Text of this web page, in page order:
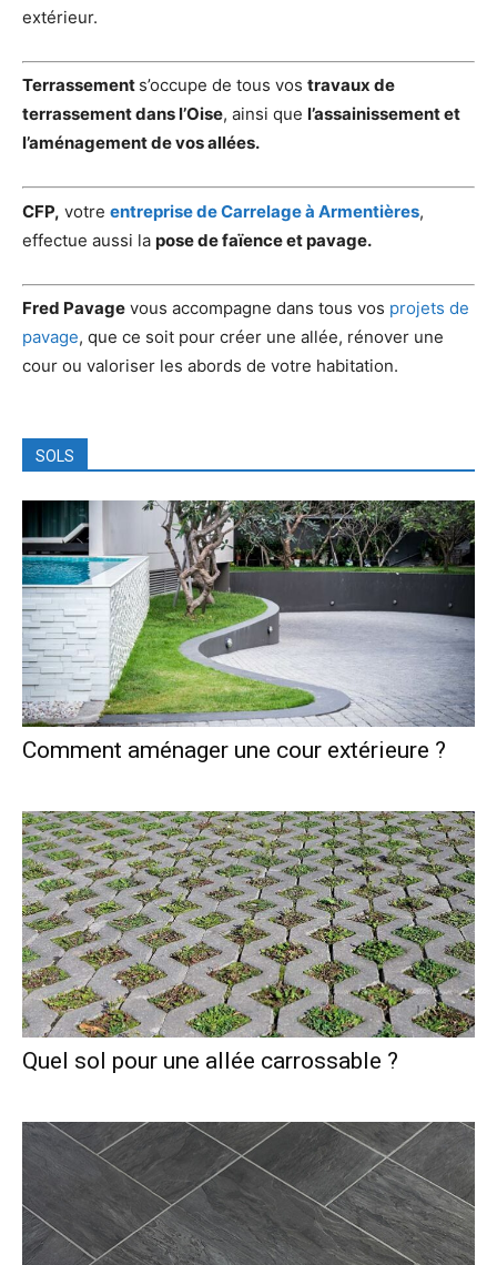
extérieur.
Terrassement s’occupe de tous vos travaux de
terrassement dans l’Oise, ainsi que l’assainissement et
l’aménagement de vos allées.
CFP, votre entreprise de Carrelage à Armentières,
effectue aussi la pose de faïence et pavage.
Fred Pavage vous accompagne dans tous vos projets de
pavage, que ce soit pour créer une allée, rénover une
cour ou valoriser les abords de votre habitation.
SOLS
Comment aménager une cour extérieure ?
Quel sol pour une allée carrossable ?